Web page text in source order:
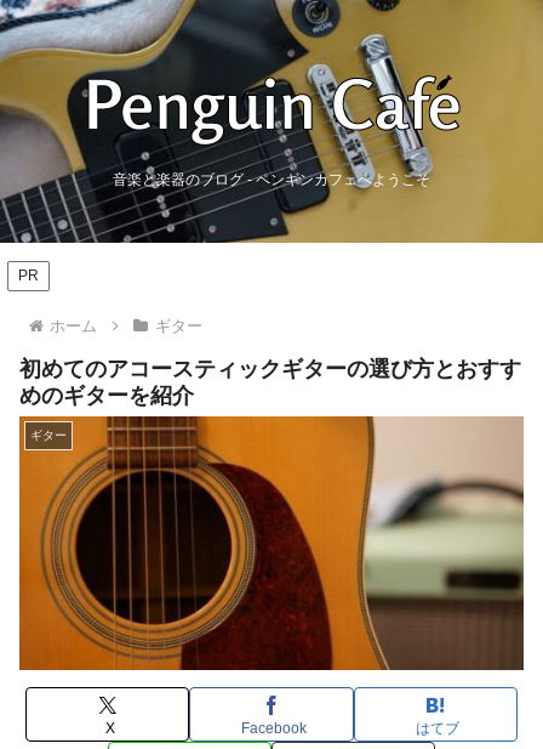
音楽と楽器のブログ - ペンギンカフェへようこそ
PR
ホーム ギター
初めてのアコースティックギターの選び方とおすす
めのギターを紹介
ギター
X Facebook はてブ